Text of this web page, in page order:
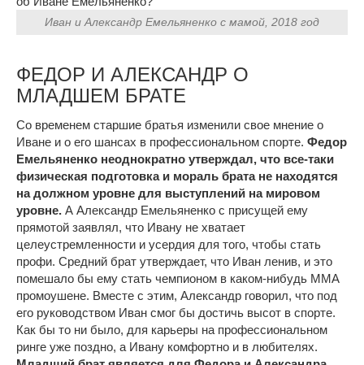
Иван и Александр Емельяненко с мамой, 2018 год
ФЕДОР И АЛЕКСАНДР О
МЛАДШЕМ БРАТЕ
Со временем старшие братья изменили свое мнение о
Иване и о его шансах в профессиональном спорте. Федор
Емельяненко неоднократно утверждал, что все-таки
физическая подготовка и мораль брата не находятся
на должном уровне для выступлений на мировом
уровне. А Александр Емельяненко с присущей ему
прямотой заявлял, что Ивану не хватает
целеустремленности и усердия для того, чтобы стать
профи. Средний брат утверждает, что Иван ленив, и это
помешало бы ему стать чемпионом в каком-нибудь MMA
промоушене. Вместе с этим, Александр говорил, что под
его руководством Иван смог бы достичь высот в спорте.
Как бы то ни было, для карьеры на профессиональном
ринге уже поздно, а Ивану комфортно и в любителях.